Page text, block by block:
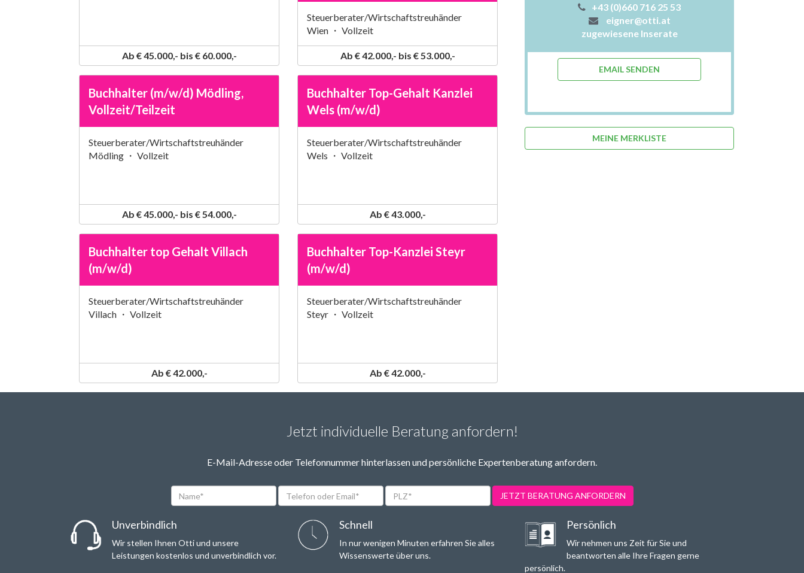
Ab € 45.000,- bis € 60.000,-
Steuerberater/Wirtschaftstreuhänder
Wien ・ Vollzeit
Ab € 42.000,- bis € 53.000,-
Buchhalter (m/w/d) Mödling,
Vollzeit/Teilzeit
Steuerberater/Wirtschaftstreuhänder
Mödling ・ Vollzeit
Ab € 45.000,- bis € 54.000,-
Buchhalter Top-Gehalt Kanzlei
Wels (m/w/d)
Steuerberater/Wirtschaftstreuhänder
Wels ・ Vollzeit
Ab € 43.000,-
Buchhalter top Gehalt Villach
(m/w/d)
Steuerberater/Wirtschaftstreuhänder
Villach ・ Vollzeit
Ab € 42.000,-
Buchhalter Top-Kanzlei Steyr
(m/w/d)
Steuerberater/Wirtschaftstreuhänder
Steyr ・ Vollzeit
Ab € 42.000,-
+43 (0)660 716 25 53
eigner@otti.at
zugewiesene Inserate
EMAIL SENDEN
MEINE MERKLISTE
Jetzt individuelle Beratung anfordern!
E-Mail-Adresse oder Telefonnummer hinterlassen und persönliche Expertenberatung anfordern.
Name*
Telefon
oder
PLZ* JETZT BERATUNG ANFORDERN
Unverbindlich
Wir stellen Ihnen Otti und unsere
Leistungen kostenlos und unverbindlich vor.
Schnell
In nur wenigen Minuten erfahren Sie alles
Wissenswerte über uns.
Persönlich
Wir nehmen uns Zeit für Sie und
beantworten alle Ihre Fragen gerne
persönlich.